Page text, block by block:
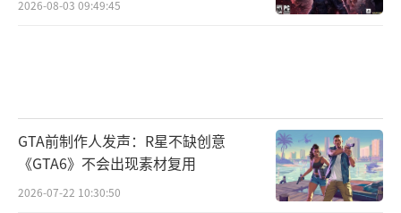
2026-08-03 09:49:45
GTA前制作人发声：R星不缺创意
《GTA6》不会出现素材复用
2026-07-22 10:30:50